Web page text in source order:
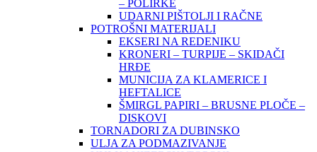
– POLIRKE
UDARNI PIŠTOLJI I RAČNE
POTROŠNI MATERIJALI
EKSERI NA REDENIKU
KRONERI – TURPIJE – SKIDAČI
HRĐE
MUNICIJA ZA KLAMERICE I
HEFTALICE
ŠMIRGL PAPIRI – BRUSNE PLOČE –
DISKOVI
TORNADORI ZA DUBINSKO
ULJA ZA PODMAZIVANJE